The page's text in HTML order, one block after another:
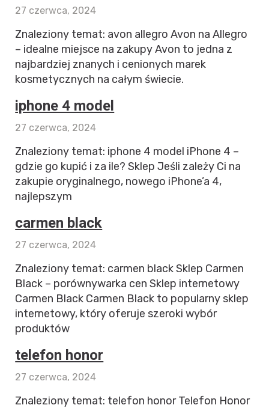
27 czerwca, 2024
Znaleziony temat: avon allegro Avon na Allegro
– idealne miejsce na zakupy Avon to jedna z
najbardziej znanych i cenionych marek
kosmetycznych na całym świecie.
iphone 4 model
27 czerwca, 2024
Znaleziony temat: iphone 4 model iPhone 4 –
gdzie go kupić i za ile? Sklep Jeśli zależy Ci na
zakupie oryginalnego, nowego iPhone’a 4,
najlepszym
carmen black
27 czerwca, 2024
Znaleziony temat: carmen black Sklep Carmen
Black – porównywarka cen Sklep internetowy
Carmen Black Carmen Black to popularny sklep
internetowy, który oferuje szeroki wybór
produktów
telefon honor
27 czerwca, 2024
Znaleziony temat: telefon honor Telefon Honor